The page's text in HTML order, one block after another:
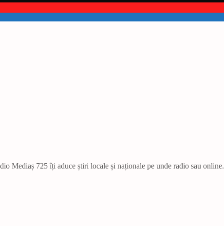
Mediaș 725 îți aduce știri locale și naționale pe unde radio sau online.